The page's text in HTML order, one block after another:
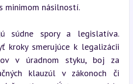
minimom násilností.
súdne spory a legislatíva.
kroky smerujúce k legalizácii
v úradnom styku, boj za
klauzúl v zákonoch či